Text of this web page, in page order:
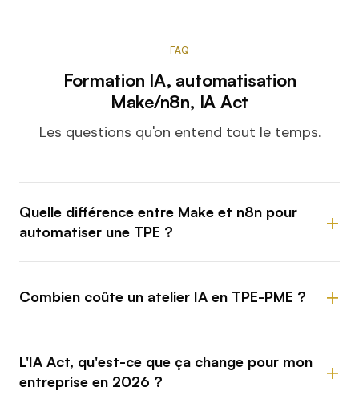
FAQ
Formation IA, automatisation
Make/n8n, IA Act
Les questions qu'on entend tout le temps.
Quelle différence entre Make et n8n pour
automatiser une TPE ?
Combien coûte un atelier IA en TPE-PME ?
L'IA Act, qu'est-ce que ça change pour mon
entreprise en 2026 ?